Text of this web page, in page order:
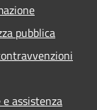
pubblica
assistenza